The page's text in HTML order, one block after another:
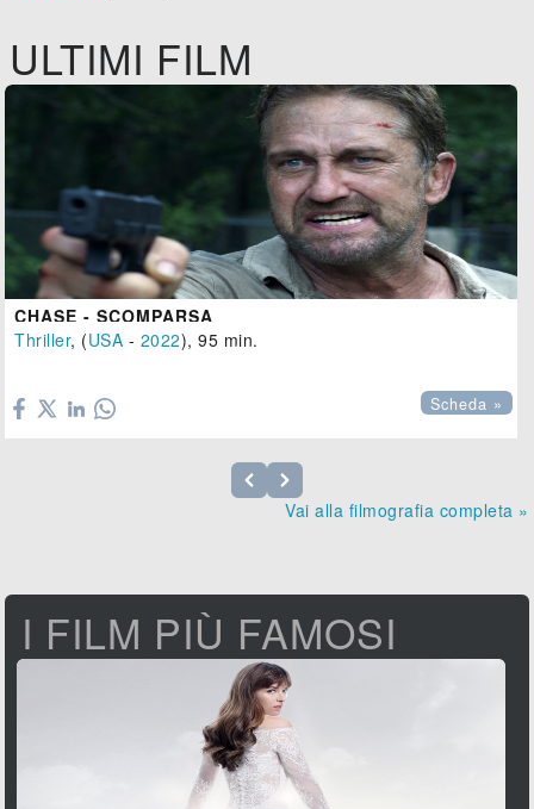
ULTIMI FILM
CHASE - SCOMPARSA
Thriller, (USA - 2022), 95 min.
Scheda »
Vai alla filmografia completa »
I FILM PIÙ FAMOSI